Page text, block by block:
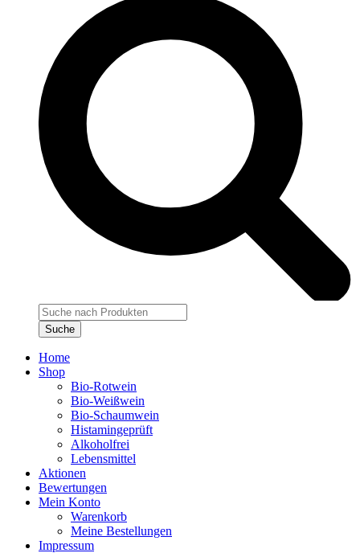
Products
search
Suche
Home
Shop
Bio-Rotwein
Bio-Weißwein
Bio-Schaumwein
Histamingeprüft
Alkoholfrei
Lebensmittel
Aktionen
Bewertungen
Mein Konto
Warenkorb
Meine Bestellungen
Impressum